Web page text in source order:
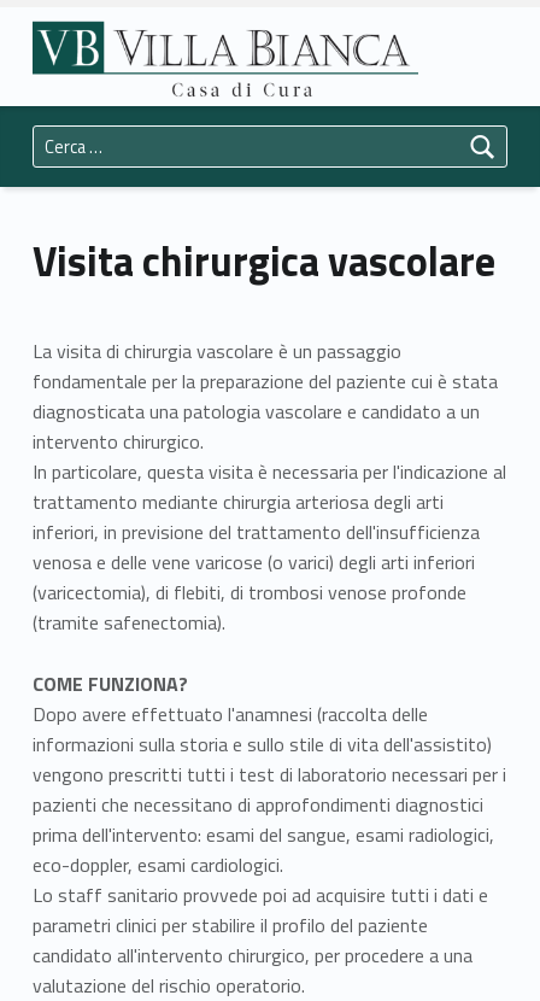
Visita chirurgica vascolare - Casa di Cura Villa Bianca Trento
La vostra salute è la nostra priorità.
Header info sidebar
Ricerca per:
Visita chirurgica vascolare
La visita di chirurgia vascolare è un passaggio
fondamentale per la preparazione del paziente cui è stata
diagnosticata una patologia vascolare e candidato a un
intervento chirurgico.
In particolare, questa visita è necessaria per l'indicazione al
trattamento mediante chirurgia arteriosa degli arti
inferiori, in previsione del trattamento dell'insufficienza
venosa e delle vene varicose (o varici) degli arti inferiori
(varicectomia), di flebiti, di trombosi venose profonde
(tramite safenectomia).
COME FUNZIONA?
Dopo avere effettuato l'anamnesi (raccolta delle
informazioni sulla storia e sullo stile di vita dell'assistito)
vengono prescritti tutti i test di laboratorio necessari per i
pazienti che necessitano di approfondimenti diagnostici
prima dell'intervento: esami del sangue, esami radiologici,
eco-doppler, esami cardiologici.
Lo staff sanitario provvede poi ad acquisire tutti i dati e
parametri clinici per stabilire il profilo del paziente
candidato all'intervento chirurgico, per procedere a una
valutazione del rischio operatorio.